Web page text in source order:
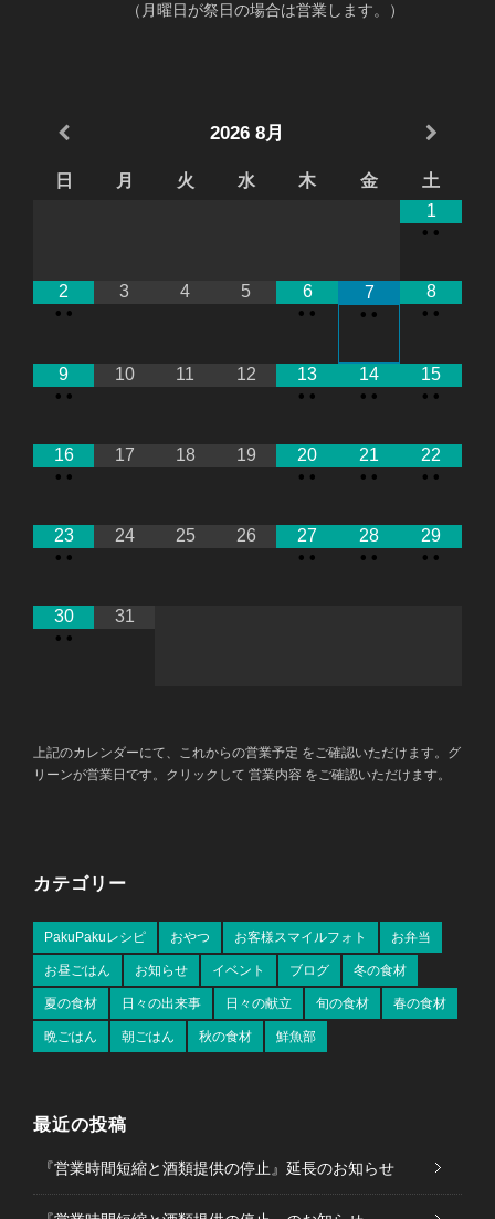
（月曜日が祭日の場合は営業します。）
2026 8月
日 月 火 水 木 金
土
1
• •
2
• •
3 4 5
6
• •
7
• •
8
• •
9
• •
10 11 12
13
• •
14
• •
15
• •
16
• •
17 18 19
20
• •
21
• •
22
• •
23
• •
24 25 26
27
• •
28
• •
29
• •
30
• •
31
上記のカレンダーにて、これからの営業予定 をご確認いただけます。グ
リーンが営業日です。クリックして 営業内容 をご確認いただけます。
カテゴリー
PakuPakuレシピ おやつ お客様スマイルフォト お弁当
お昼ごはん お知らせ イベント ブログ 冬の食材
夏の食材 日々の出来事 日々の献立 旬の食材 春の食材
晩ごはん 朝ごはん 秋の食材 鮮魚部
最近の投稿
『営業時間短縮と酒類提供の停止』延長のお知らせ